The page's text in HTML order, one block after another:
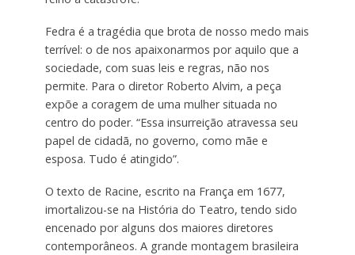
Fedra é a tragédia que brota de nosso medo mais
terrível: o de nos apaixonarmos por aquilo que a
sociedade, com suas leis e regras, não nos
permite. Para o diretor Roberto Alvim, a peça
expõe a coragem de uma mulher situada no
centro do poder. “Essa insurreição atravessa seu
papel de cidadã, no governo, como mãe e
esposa. Tudo é atingido”.
O texto de Racine, escrito na França em 1677,
imortalizou-se na História do Teatro, tendo sido
encenado por alguns dos maiores diretores
contemporâneos. A grande montagem brasileira